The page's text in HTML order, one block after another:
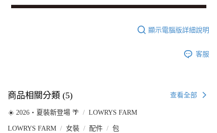
顯示電腦版詳細說明
客服
商品相關分類 (5) 查看全部
☀️ 2026・夏裝新登場 🌴 LOWRYS FARM
LOWRYS FARM 女裝 配件 包